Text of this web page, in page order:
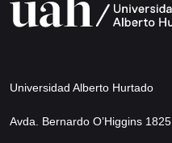
Universidad Alberto Hurtado
Avda. Bernardo O’Higgins 1825